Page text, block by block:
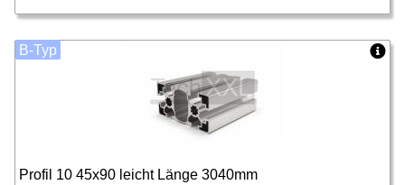
Profil 10 45x90 leicht Länge 3040mm
B-Typ